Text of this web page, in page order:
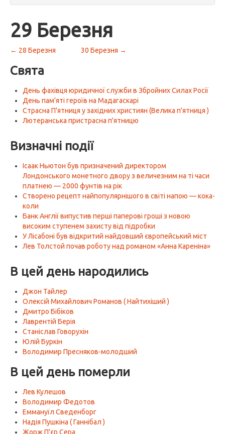
29 Березня
← 28 Березня 30 Березня →
Свята
День фахівця юридичної служби в Збройних Силах Росії
День пам'яті героїв на Мадагаскарі
Страсна П'ятниця у західних християн (Велика п'ятниця )
Лютеранська пристрасна п'ятницю
Визначні події
Ісаак Ньютон був призначений директором
Лондонського монетного двору з величезним на ті часи
платнею — 2000 фунтів на рік
Створено рецепт найпопулярнішого в світі напою — кока-
коли
Банк Англії випустив перші паперові гроші з новою
високим ступенем захисту від підробки
У Лісабоні був відкритий найдовший європейський міст
Лев Толстой почав роботу над романом «Анна Кареніна»
В цей день народились
Джон Тайлер
Олексій Михайлович Романов ( Найтихіший )
Дмитро Бібіков
Лаврентій Берія
Станіслав Говорухін
Юлій Буркін
Володимир Пресняков-молодший
В цей день померли
Лев Кулешов
Володимир Федотов
Еммануїл Сведенборг
Надія Пушкіна ( Ганнібал )
Жорж П'єр Сера